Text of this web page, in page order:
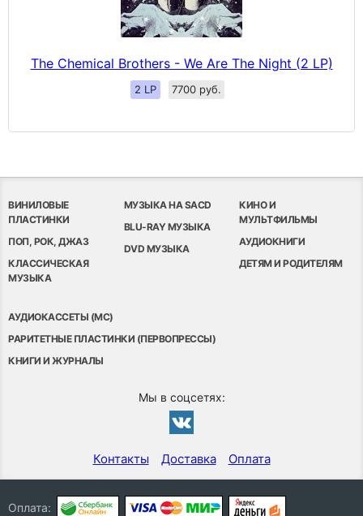
The Chemical Brothers - We Are The Night (2 LP)
2 LP 7700 руб.
ВИНИЛОВЫЕ
ПЛАСТИНКИ
ПОП, РОК, ДЖАЗ
КЛАССИЧЕСКАЯ
МУЗЫКА
МУЗЫКА НА SACD
BLU-RAY МУЗЫКА
DVD МУЗЫКА
КИНО И
МУЛЬТФИЛЬМЫ
АУДИОКНИГИ
ДЕТЯМ И РОДИТЕЛЯМ
АУДИОКАССЕТЫ (MC)
РАРИТЕТНЫЕ ПЛАСТИНКИ (ПЕРВОПРЕССЫ)
КНИГИ И ЖУРНАЛЫ
Мы в соцсетях:
Контакты Доставка Оплата
Оплата: